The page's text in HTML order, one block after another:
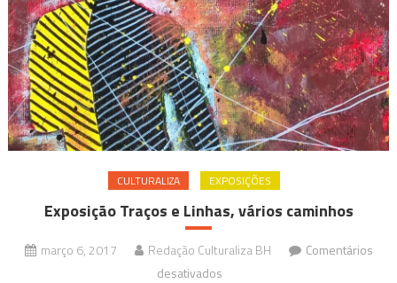
CULTURALIZA EXPOSIÇÕES
Exposição Traços e Linhas, vários caminhos
março 6, 2017 Redação Culturaliza BH
Comentários
desativados